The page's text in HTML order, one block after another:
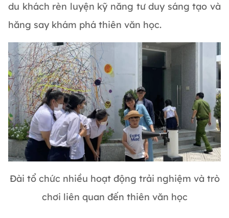
du khách rèn luyện kỹ năng tư duy sáng tạo và
hăng say khám phá thiên văn học.
Đài tổ chức nhiều hoạt động trải nghiệm và trò
chơi liên quan đến thiên văn học